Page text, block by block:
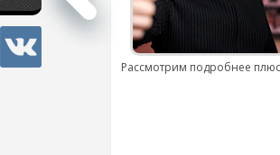
Рассмотрим подробнее